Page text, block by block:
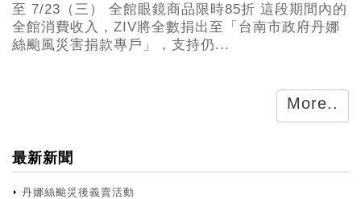
至 7/23（三） 全館眼鏡商品限時85折 這段期間內的
全館消費收入，ZIV將全數捐出至「台南市政府丹娜
絲颱風災害捐款專戶」，支持仍...
More..
最新新聞
丹娜絲颱災後義賣活動